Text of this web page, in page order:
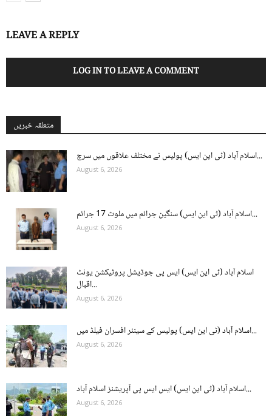
LEAVE A REPLY
LOG IN TO LEAVE A COMMENT
متعلقہ خبریں
اسلام آباد (ٹی این ایس) پولیس نے مختلف علاقوں میں سرچ...
August 6, 2026
اسلام آباد (ٹی این ایس) سنگین جرائم میں ملوث 17 جرائم...
August 6, 2026
اسلام آباد (ٹی این ایس) ایس پی جوڈیشل پروٹیکشن یونٹ
اقبال...
August 6, 2026
اسلام آباد (ٹی این ایس) پولیس کے سینئر افسران فیلڈ میں...
August 6, 2026
اسلام آباد (ٹی این ایس) ایس ایس پی آپریشنز اسلام آباد...
August 6, 2026